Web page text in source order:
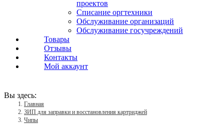
проектов
Списание оргтехники
Обслуживание организаций
Обслуживание госучреждений
Товары
Отзывы
Контакты
Мой аккаунт
Вы здесь:
Главная
ЗИП для заправки и восстановления картриджей
Чипы